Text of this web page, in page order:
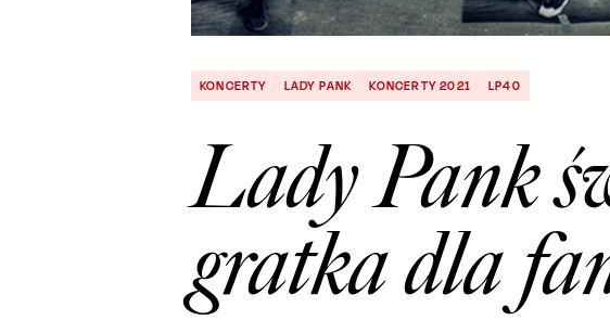
KONCERTY LADY PANK KONCERTY 2021 LP40
Lady Pank
gratka dla